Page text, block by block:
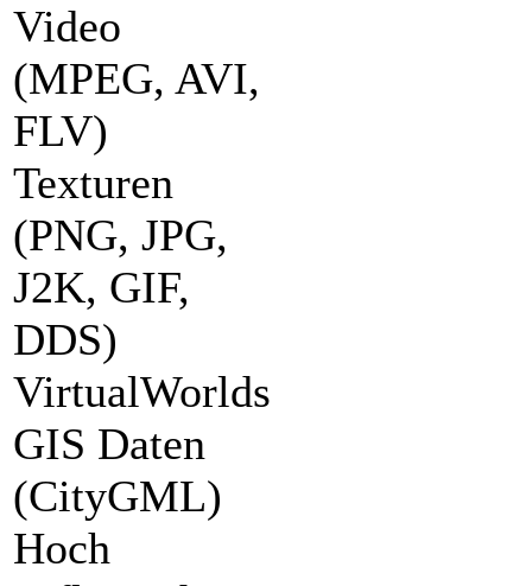
Video
(MPEG, AVI,
FLV)
Texturen
(PNG, JPG,
J2K, GIF,
DDS)
VirtualWorlds
GIS Daten
(CityGML)
Hoch